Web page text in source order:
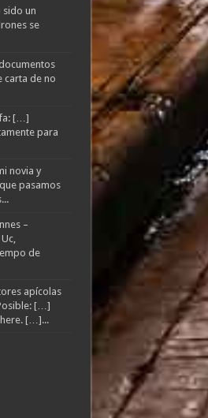
sido un
se
carta de no
[…]
para
novia y
pasamos
–
de
apícolas
[…]
[…]...